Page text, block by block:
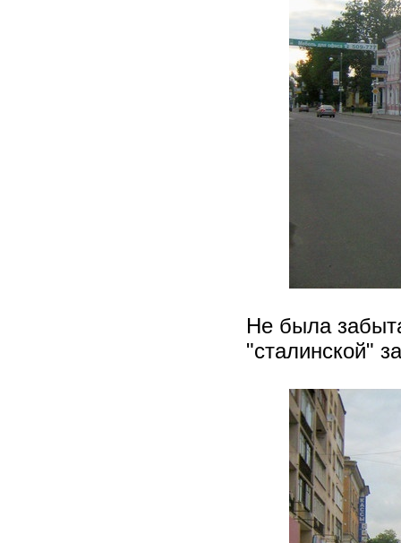
Не была
"сталинской"